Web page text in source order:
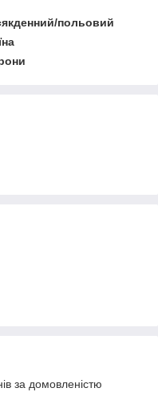
польовий
за домовленістю